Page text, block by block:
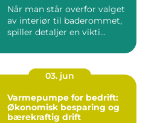
Når man står overfor valget
av interiør til baderommet,
spiller detaljer en vikti...
03. jun
Varmepumpe for bedrift:
Økonomisk besparing og
bærekraftig drift